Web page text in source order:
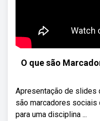
O que são
Apresentação de slides
são marcadores sociais
para uma disciplina ...